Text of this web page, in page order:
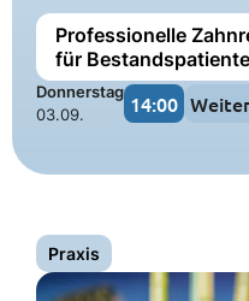
Professionelle
für
Donnerstag
03.09.
14:00
Praxis